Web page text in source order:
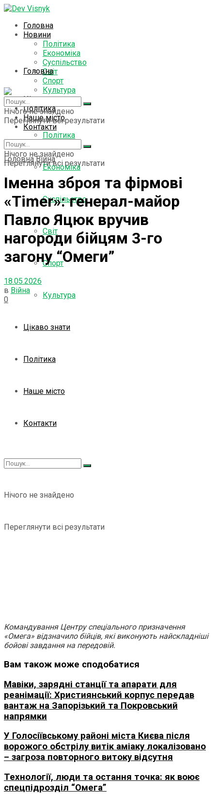
Головна
Новини
Політика
Економіка
Суспільство
Світ
Спорт
Культура
Цікаво знати
Політика
Наше місто
Контакти
Нічого не знайдено
Переглянути всі результати
Головна
Новини
Політика
Економіка
Суспільство
Світ
Спорт
Культура
Цікаво знати
Політика
Наше місто
Контакти
Нічого не знайдено
Переглянути всі результати
Нічого не знайдено
Переглянути всі результати
Головна Війна
Іменна зброя та фірмові
«Timer»: генерал-майор
Павло Яцюк вручив
нагороди бійцям 3-го
загону “Омеги”
18.05.2026
в Війна
0
Командування Центру спеціального призначення
«Омега» відзначило бійців, які виконують найскладніші
бойові завдання на передовій.
Вам також може сподобатися
Мавіки, зарядні станції та апарати для
реанімації: Християнський корпус передав
вантаж на Запорізький та Покровський
напрямки
У Голосіївському районі міста Києва після
ворожого обстрілу витік аміаку локалізовано
– загроза повторного витоку відсутня
Технології, люди та остання точка: як воює
спецпідрозділ “Омега”